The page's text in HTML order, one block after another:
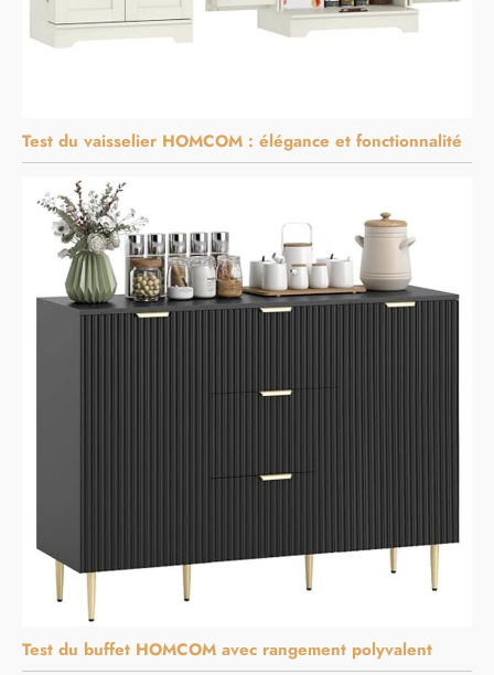
Test du vaisselier HOMCOM : élégance et fonctionnalité
Test du buffet HOMCOM avec rangement polyvalent